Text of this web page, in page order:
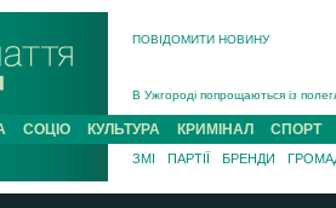
ПОВІДОМИТИ НОВИНУ
В Ужгороді попрощаються із
В Ужгороді 5 серпня
Підтвердили загибель
На війні з рф поліг військовий з
На Хустщині внаслідок ДТП за
СОЦІО КУЛЬТУРА КРИМІНАЛ СПОРТ
ЗМІ ПАРТІЇ БРЕНДИ